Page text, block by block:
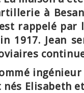
à
est rappelé
1917. Jean
nés Elisabeth